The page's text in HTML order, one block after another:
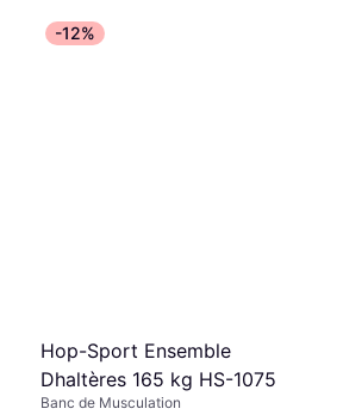
-12%
Hop-Sport Ensemble
Dhaltères 165 kg HS-1075
Banc de Musculation